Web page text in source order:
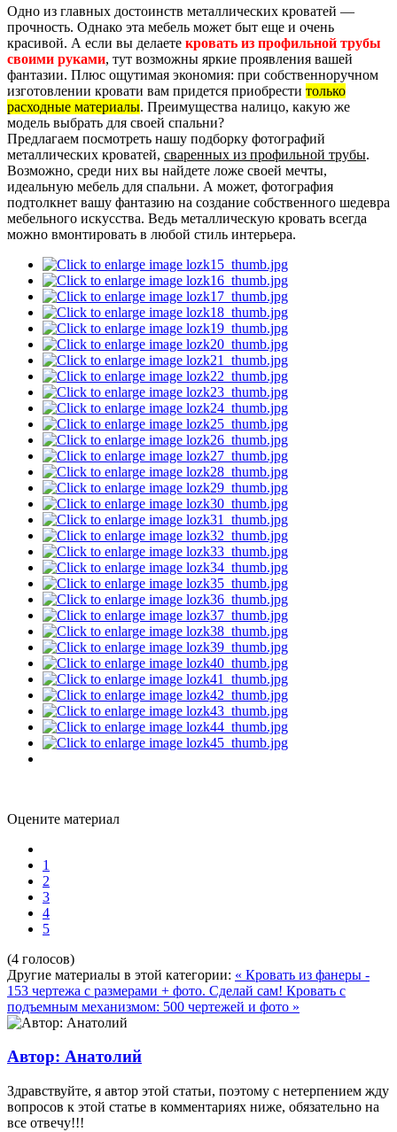
Одно из главных достоинств металлических кроватей —
прочность. Однако эта мебель может быт еще и очень
красивой. А если вы делаете кровать из профильной трубы
своими руками, тут возможны яркие проявления вашей
фантазии. Плюс ощутимая экономия: при собственноручном
изготовлении кровати вам придется приобрести только
расходные материалы. Преимущества налицо, какую же
модель выбрать для своей спальни?
Предлагаем посмотреть нашу подборку фотографий
металлических кроватей, сваренных из профильной трубы.
Возможно, среди них вы найдете ложе своей мечты,
идеальную мебель для спальни. А может, фотография
подтолкнет вашу фантазию на создание собственного шедевра
мебельного искусства. Ведь металлическую кровать всегда
можно вмонтировать в любой стиль интерьера.
Оцените материал
1
2
3
4
5
(4 голосов)
Другие материалы в этой категории: « Кровать из фанеры -
153 чертежа с размерами + фото. Сделай сам! Кровать с
подъемным механизмом: 500 чертежей и фото »
Автор: Анатолий
Здравствуйте, я автор этой статьи, поэтому с нетерпением жду
вопросов к этой статье в комментариях ниже, обязательно на
все отвечу!!!